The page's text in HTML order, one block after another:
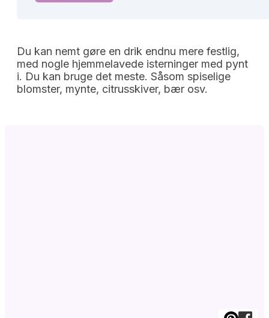
Du kan nemt gøre en drik endnu mere festlig,
med nogle hjemmelavede isterninger med pynt
i. Du kan bruge det meste. Såsom spiselige
blomster, mynte, citrusskiver, bær osv.